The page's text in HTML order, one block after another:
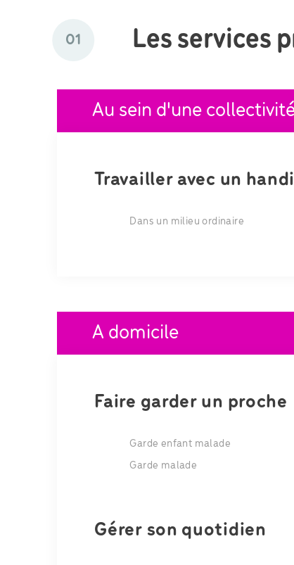
01 Les services
Au sein d'une
Travailler avec un
Dans un milieu ordinaire
A domicile
Faire garder un proche
Garde enfant malade
Garde malade
Gérer son quotidien